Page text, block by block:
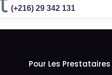
(+216) 29 342 131
Pour Les Prestataires